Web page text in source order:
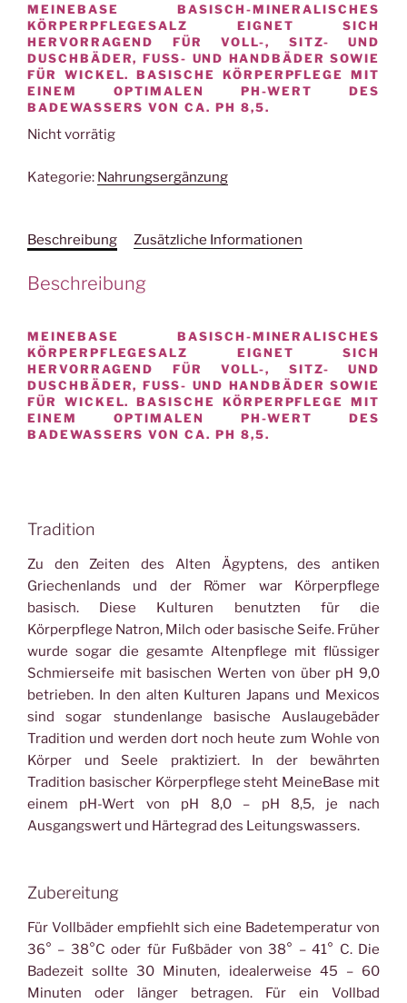
MEINEBASE BASISCH-MINERALISCHES
KÖRPERPFLEGESALZ EIGNET SICH
HERVORRAGEND FÜR VOLL-, SITZ- UND
DUSCHBÄDER, FUSS- UND HANDBÄDER SOWIE F
ÜR WICKEL. BASISCHE KÖRPERPFLEGE MIT E
INEM OPTIMALEN PH-WERT DES B
ADEWASSERS VON CA. PH 8,5.
Nicht vorrätig
Kategorie: Nahrungsergänzung
Beschreibung Zusätzliche Informationen
Beschreibung
MEINEBASE BASISCH-MINERALISCHES
KÖRPERPFLEGESALZ EIGNET SICH
HERVORRAGEND FÜR VOLL-, SITZ- UND
DUSCHBÄDER, FUSS- UND HANDBÄDER SOWIE F
ÜR WICKEL. BASISCHE KÖRPERPFLEGE MIT E
INEM OPTIMALEN PH-WERT DES B
ADEWASSERS VON CA. PH 8,5.
Tradition
Zu den Zeiten des Alten Ägyptens, des antiken
Griechenlands und der Römer war Körperpflege
basisch. Diese Kulturen benutzten für die
Körperpflege Natron, Milch oder basische Seife. Früher
wurde sogar die gesamte Altenpflege mit flüssiger
Schmierseife mit basischen Werten von über pH 9,0
betrieben. In den alten Kulturen Japans und Mexicos
sind sogar stundenlange basische Auslaugebäder
Tradition und werden dort noch heute zum Wohle von
Körper und Seele praktiziert. In der bewährten
Tradition basischer Körperpflege steht MeineBase mit
einem pH-Wert von pH 8,0 – pH 8,5, je nach
Ausgangswert und Härtegrad des Leitungswassers.
Zubereitung
Für Vollbäder empfiehlt sich eine Badetemperatur von
36° – 38°C oder für Fußbäder von 38° – 41° C. Die
Badezeit sollte 30 Minuten, idealerweise 45 – 60
Minuten oder länger betragen. Für ein Vollbad